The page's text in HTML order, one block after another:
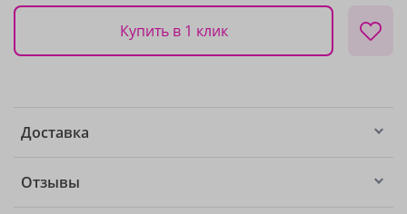
Купить в 1 клик
Доставка
Отзывы